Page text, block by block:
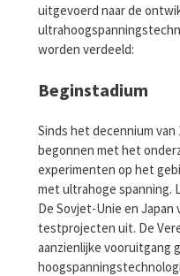
uitgevoerd naar de
worden verdeeld:
Beginstadium
Sinds het decennium van
begonnen met het
experimenten op het
met ultrahoge spanning.
De Sovjet-Unie en
testprojecten uit. De
aanzienlijke vooruitgang